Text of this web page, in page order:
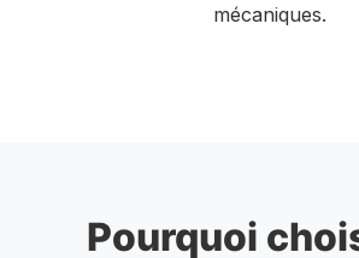
mécaniques.
Pourquoi